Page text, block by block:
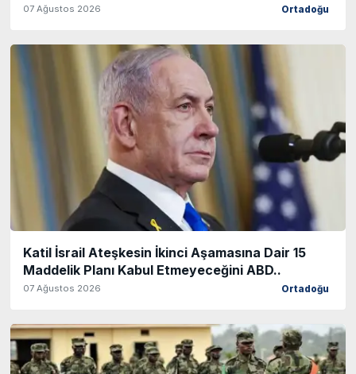
07 Ağustos 2026 Ortadoğu
Katil İsrail Ateşkesin İkinci Aşamasına Dair 15
Maddelik Planı Kabul Etmeyeceğini ABD..
07 Ağustos 2026 Ortadoğu